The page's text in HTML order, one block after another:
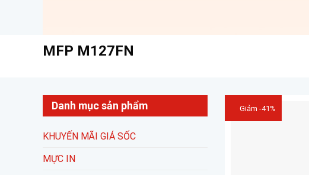
MFP M127FN
Danh mục sản phẩm
KHUYẾN MÃI GIÁ SỐC
MỰC IN
Giảm -41%